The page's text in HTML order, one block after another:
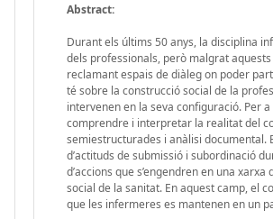
Abstract:
Durant els últims 50 anys, la disciplina
dels professionals, però malgrat
reclamant espais de diàleg on poder
té sobre la construcció social de la
intervenen en la seva configuració. Per
comprendre i interpretar la realitat del
semiestructurades i anàlisi documental.
d’actituds de submissió i subordinació
d’accions que s’engendren en una
social de la sanitat. En aquest camp, el
que les infermeres es mantenen en un